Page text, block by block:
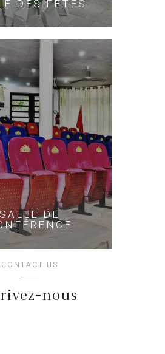
DES FÊTES
SALLE DE
CONTACT US
nous